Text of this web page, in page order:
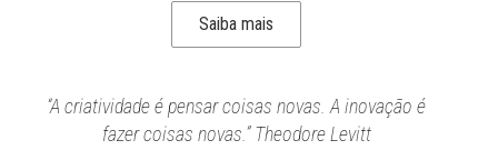
Saiba mais
“A criatividade é pensar coisas novas. A inovação é
fazer coisas novas.” Theodore Levitt